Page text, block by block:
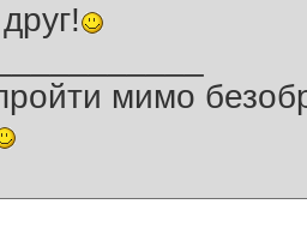
мимо